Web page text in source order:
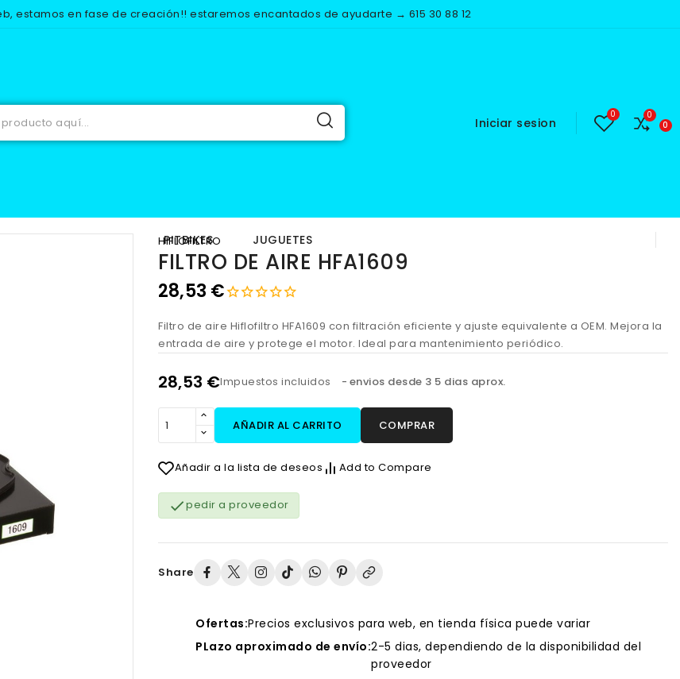
estamos en fase de creación!! estaremos encantados de ayudarte → 615 30 88 12
Iniciar sesion
EQUIPACION PITBIKES JUGUETES
HIFLOFILTRO
FILTRO DE AIRE HFA1609
28,53 €
Filtro de aire Hiflofiltro HFA1609 con filtración eficiente y ajuste equivalente a OEM. Mejora la
entrada de aire y protege el motor. Ideal para mantenimiento periódico.
28,53 €Impuestos incluidos envios desde 3 5 dias aprox.
AÑADIR AL CARRITO COMPRAR
Añadir a la lista de deseos Add to Compare
pedir a proveedor
Share
Ofertas:Precios exclusivos para web, en tienda física puede variar
PLazo aproximado de envío:2-5 dias, dependiendo de la disponibilidad del
proveedor